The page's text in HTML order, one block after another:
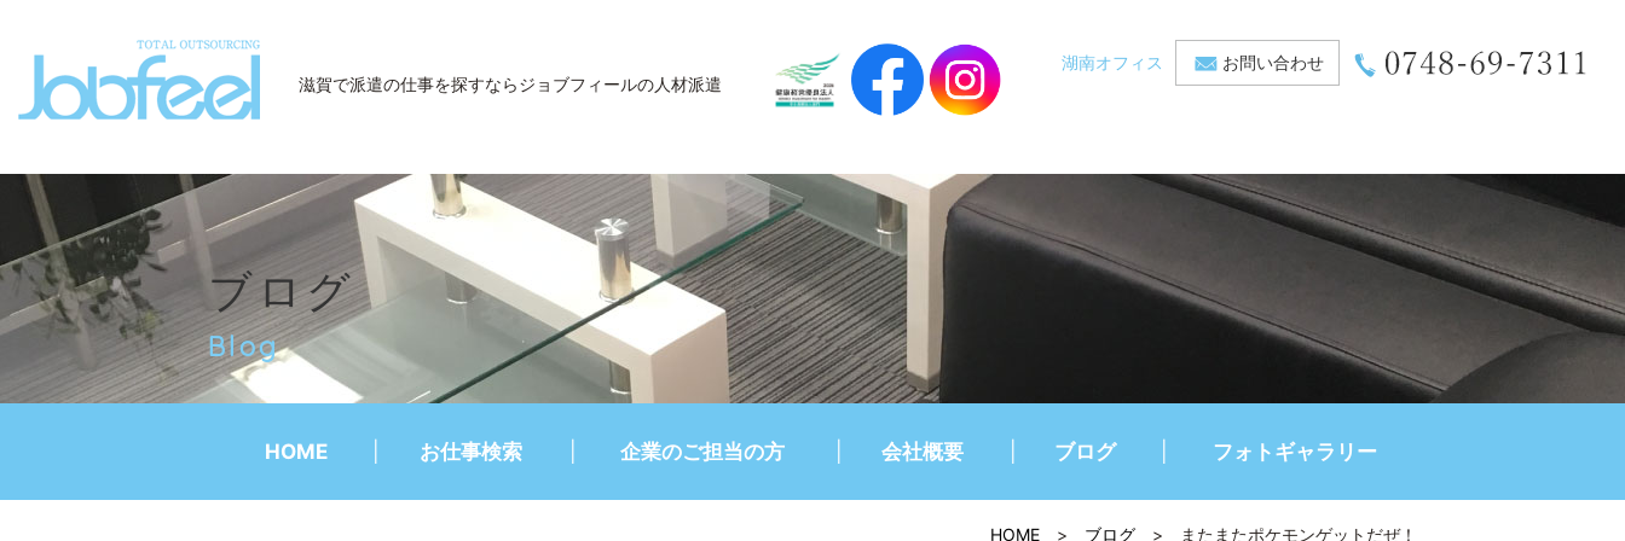
滋賀で派遣の仕事を探すならジョブフィールの人材派遣
湖南オフィス お問い合わせ
ブログ
Blog
HOME お仕事検索 企業のご担当の方 会社概要 ブログ フォトギャラリー
HOME > ブログ > またまたポケモンゲットだぜ！